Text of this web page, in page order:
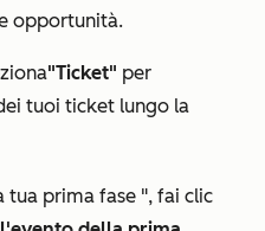
opportunità.
"Ticket" per
tuoi ticket lungo la
tua prima fase ", fai clic